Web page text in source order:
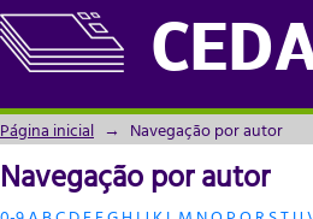
Navegação por autor
Página inicial → Navegação por autor
Navegação por autor